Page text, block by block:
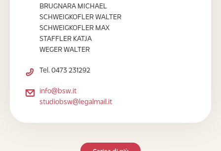
BRUGNARA MICHAEL
SCHWEIGKOFLER WALTER
SCHWEIGKOFLER MAX
STAFFLER KATJA
WEGER WALTER
Tel. 0473 231292
info@bsw.it
studiobsw@legalmail.it